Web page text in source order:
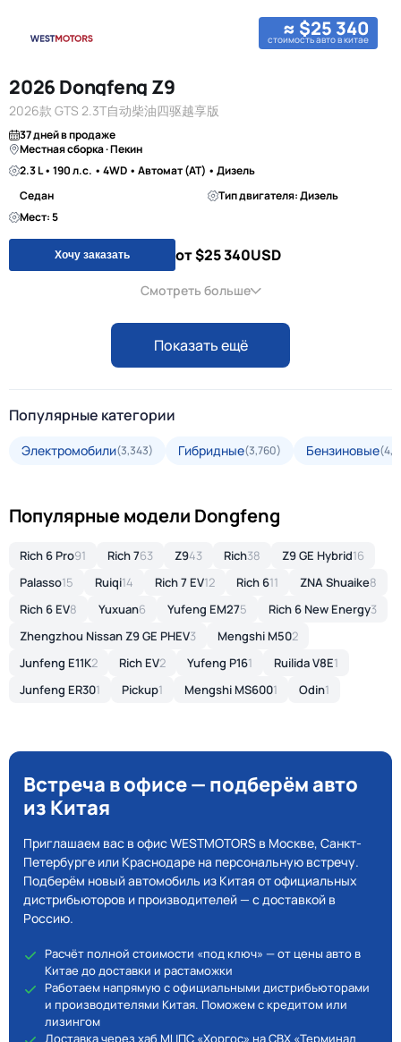
≈ $25 340
стоимость авто в китае
2026 Dongfeng Z9
2026款 GTS 2.3T自动柴油四驱越享版
37 дней в продаже
Местная сборка · Пекин
2.3 L • 190 л.с. • 4WD • Автомат (AT) • Дизель
Седан
Тип двигателя: Дизель
Мест: 5
Хочу заказать от $25 340USD
Смотреть больше
Показать ещё
Популярные категории
Электромобили(3,343) Гибридные(3,760) Бензиновые
Популярные модели Dongfeng
Rich 6 Pro91 Rich 763 Z943 Rich38 Z9 GE Hybrid16
Palasso15 Ruiqi14 Rich 7 EV12 Rich 611 ZNA Shuaike8
Rich 6 EV8 Yuxuan6 Yufeng EM275 Rich 6 New Energy3
Zhengzhou Nissan Z9 GE PHEV3 Mengshi M502
Junfeng E11K2 Rich EV2 Yufeng P161 Ruilida V8E1
Junfeng ER301 Pickup1 Mengshi MS6001 Odin1
Встреча в офисе — подберём авто
из Китая
Приглашаем вас в офис WESTMOTORS в Москве, Санкт-
Петербурге или Краснодаре на персональную встречу.
Подберём новый автомобиль из Китая от официальных
дистрибьюторов и производителей — с доставкой в
Россию.
Расчёт полной стоимости «под ключ» — от цены авто в
Китае до доставки и растаможки
Работаем напрямую с официальными дистрибьюторами
и производителями Китая. Поможем с кредитом или
лизингом
Доставка через хаб МЦПС «Хоргос» на СВХ «Терминал